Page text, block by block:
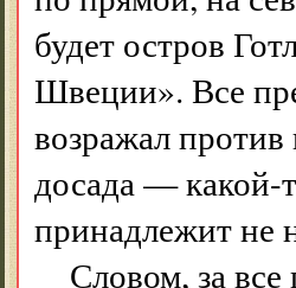
будет остров
Швеции». Все
возражал
досада — какой-
принадлежит не
Словом, за